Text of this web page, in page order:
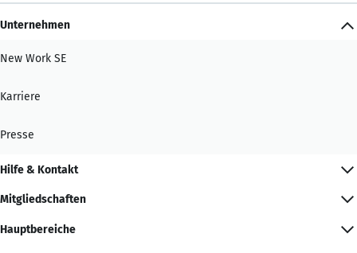
Unternehmen
New Work SE
Karriere
Presse
Hilfe & Kontakt
Mitgliedschaften
Hauptbereiche